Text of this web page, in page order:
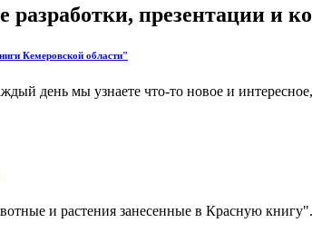
разработки, презентации и
Кемеровской области"
день мы узнаете что-то новое и
и растения занесенные в Красную